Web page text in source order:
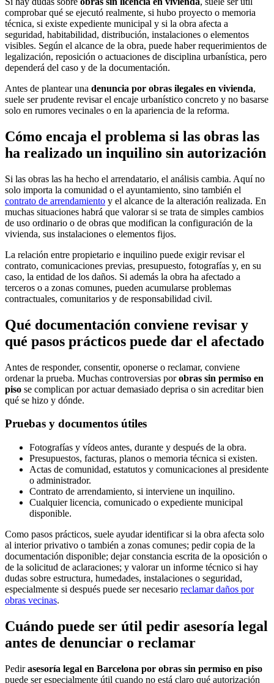
comprobar qué se ejecutó realmente, si hubo proyecto o memoria
técnica, si existe expediente municipal y si la obra afecta a
seguridad, habitabilidad, distribución, instalaciones o elementos
visibles. Según el alcance de la obra, puede haber requerimientos de
legalización, reposición o actuaciones de disciplina urbanística, pero
dependerá del caso y de la documentación.
Antes de plantear una denuncia por obras ilegales en vivienda,
suele ser prudente revisar el encaje urbanístico concreto y no basarse
solo en rumores vecinales o en la apariencia de la reforma.
Cómo encaja el problema si las obras las
ha realizado un inquilino sin autorización
Si las obras las ha hecho el arrendatario, el análisis cambia. Aquí no
solo importa la comunidad o el ayuntamiento, sino también el
contrato de arrendamiento y el alcance de la alteración realizada. En
muchas situaciones habrá que valorar si se trata de simples cambios
de uso ordinario o de obras que modifican la configuración de la
vivienda, sus instalaciones o elementos fijos.
La relación entre propietario e inquilino puede exigir revisar el
contrato, comunicaciones previas, presupuesto, fotografías y, en su
caso, la entidad de los daños. Si además la obra ha afectado a
terceros o a zonas comunes, pueden acumularse problemas
contractuales, comunitarios y de responsabilidad civil.
Qué documentación conviene revisar y
qué pasos prácticos puede dar el afectado
Antes de responder, consentir, oponerse o reclamar, conviene
ordenar la prueba. Muchas controversias porobras sin permiso en
piso se complican por actuar demasiado deprisa o sin acreditar bien
qué se hizo y dónde.
Pruebas y documentos útiles
Fotografías y vídeos antes, durante y después de la obra.
Presupuestos, facturas, planos o memoria técnica si existen.
Actas de comunidad, estatutos y comunicaciones al presidente
o administrador.
Contrato de arrendamiento, si interviene un inquilino.
Cualquier licencia, comunicado o expediente municipal
disponible.
Como pasos prácticos, suele ayudar identificar si la obra afecta solo
al interior privativo o también a zonas comunes; pedir copia de la
documentación disponible; dejar constancia escrita de la oposición o
de la solicitud de aclaraciones; y valorar un informe técnico si hay
dudas sobre estructura, humedades, instalaciones o seguridad,
especialmente si después puede ser necesario reclamar daños por
obras vecinas.
Cuándo puede ser útil pedir asesoría legal
antes de denunciar o reclamar
Pedirasesoría legal en Barcelona por obras sin permiso en piso
puede ser especialmente útil cuando no está claro qué autorización